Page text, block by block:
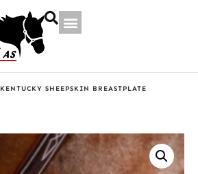
KENTUCKY SHEEPSKIN BREASTPLATE